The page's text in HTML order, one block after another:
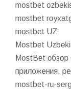
mostbet
mostbet
mostbet UZ
Mostbet
MostBet обзор
приложения,
mostbet-ru-